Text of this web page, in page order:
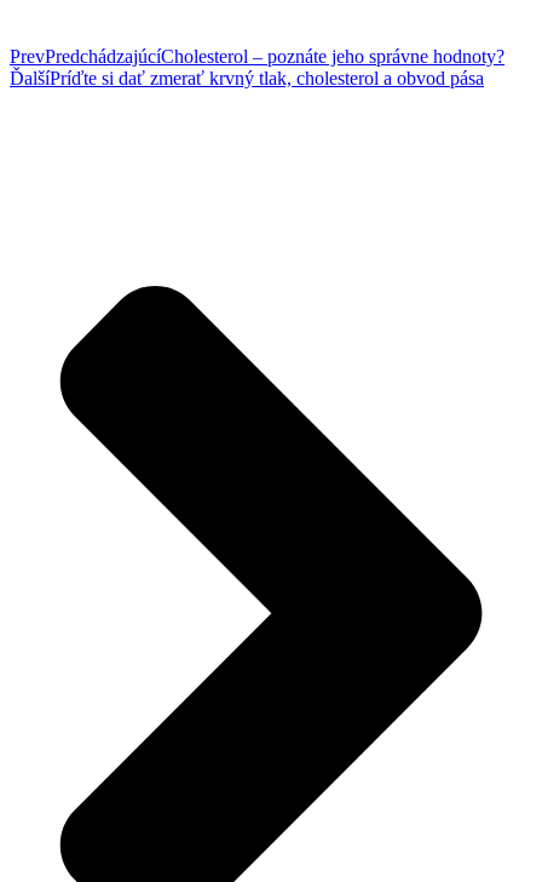
PrevPredchádzajúcíCholesterol – poznáte jeho správne hodnoty?
ĎalšíPríďte si dať zmerať krvný tlak, cholesterol a obvod pása